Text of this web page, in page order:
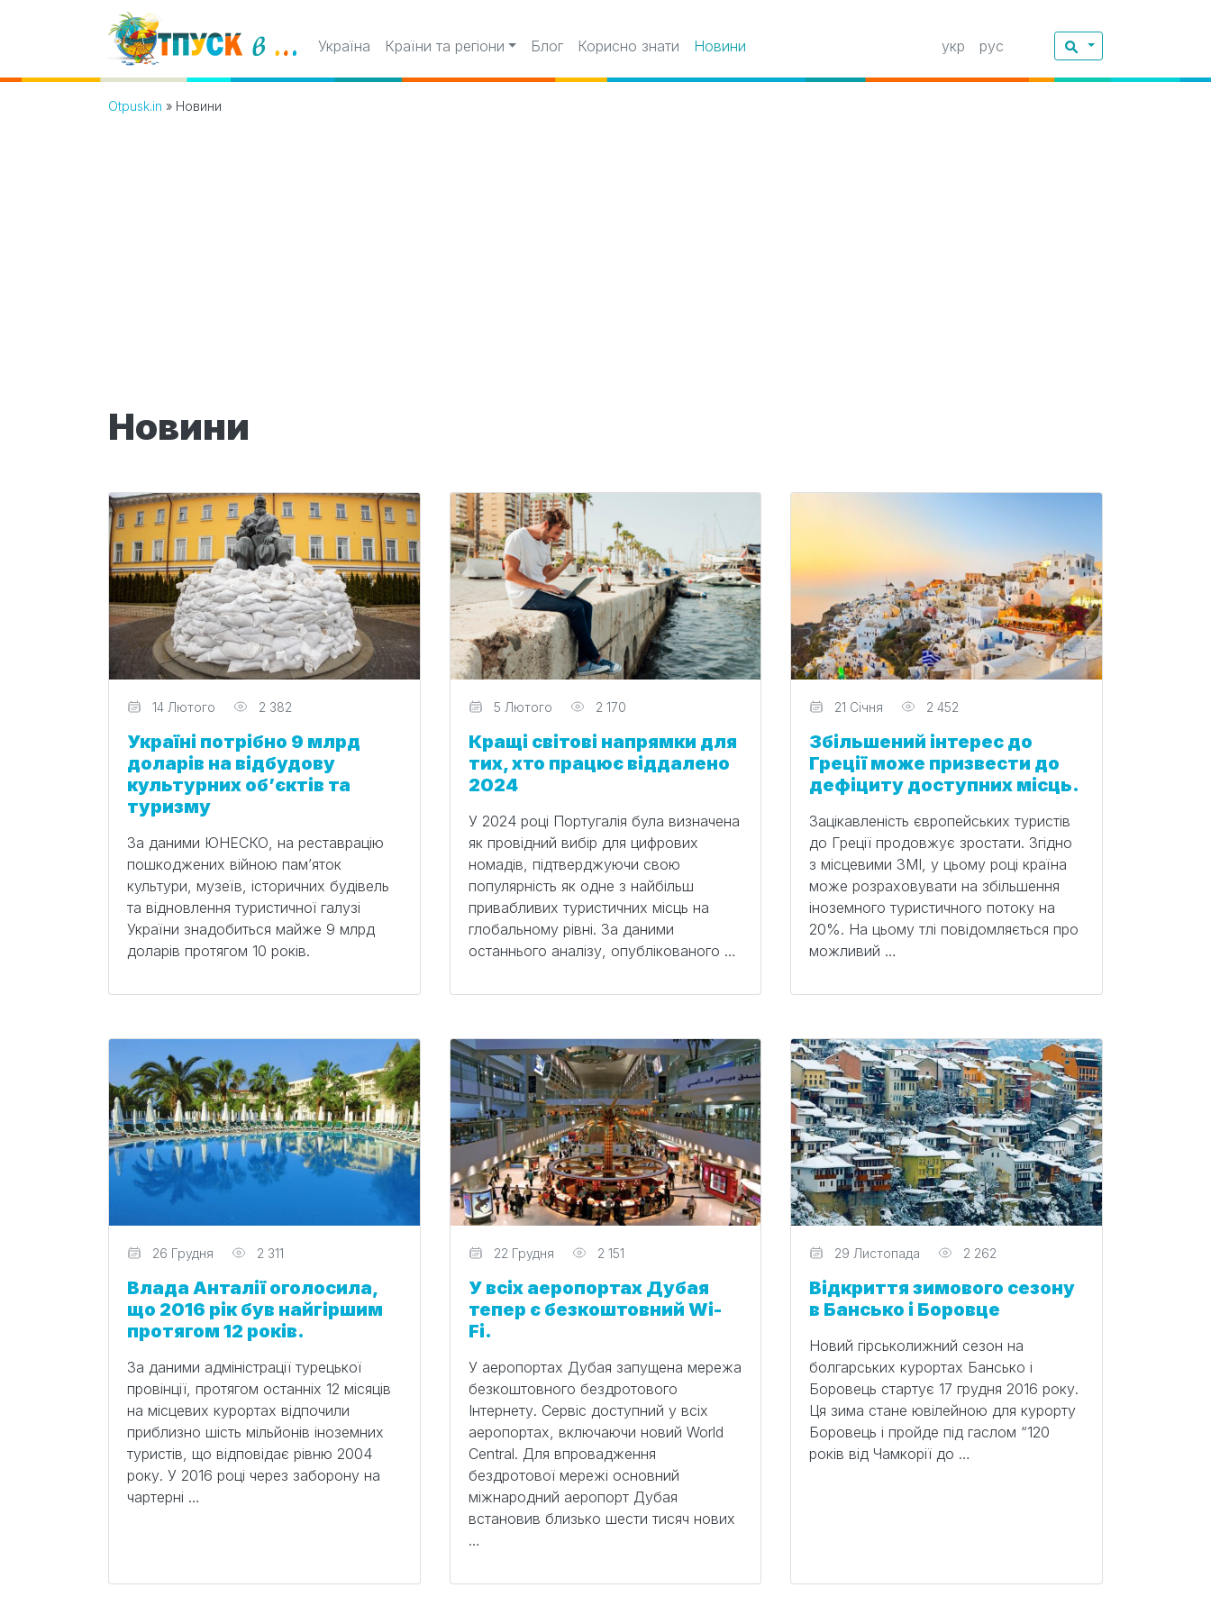
Україна Країни та регіони Блог Корисно знати Новини укр рус
Otpusk.in » Новини
Новини
Редактор
14 Лютого 2 382
Україні потрібно 9 млрд
доларів на відбудову
культурних об’єктів та
туризму
За даними ЮНЕСКО, на реставрацію
пошкоджених війною пам’яток
культури, музеїв, історичних будівель
та відновлення туристичної галузі
України знадобиться майже 9 млрд
доларів протягом 10 років.
Редактор
5 Лютого 2 170
Кращі світові напрямки для
тих, хто працює віддалено
2024
У 2024 році Португалія була визначена
як провідний вибір для цифрових
номадів, підтверджуючи свою
популярність як одне з найбільш
привабливих туристичних місць на
глобальному рівні. За даними
останнього аналізу, опублікованого …
Редактор
21 Січня 2 452
Збільшений інтерес до
Греції може призвести до
дефіциту доступних місць.
Зацікавленість європейських туристів
до Греції продовжує зростати. Згідно
з місцевими ЗМІ, у цьому році країна
може розраховувати на збільшення
іноземного туристичного потоку на
20%. На цьому тлі повідомляється про
можливий …
Редактор
26 Грудня 2 311
Влада Анталії оголосила,
що 2016 рік був найгіршим
протягом 12 років.
За даними адміністрації турецької
провінції, протягом останніх 12 місяців
на місцевих курортах відпочили
приблизно шість мільйонів іноземних
туристів, що відповідає рівню 2004
року. У 2016 році через заборону на
чартерні …
Редактор
22 Грудня 2 151
У всіх аеропортах Дубая
тепер є безкоштовний Wi-
Fi.
У аеропортах Дубая запущена мережа
безкоштовного бездротового
Інтернету. Сервіс доступний у всіх
аеропортах, включаючи новий World
Central. Для впровадження
бездротової мережі основний
міжнародний аеропорт Дубая
встановив близько шести тисяч нових
…
Редактор
29 Листопада 2 262
Відкриття зимового сезону
в Бансько і Боровце
Новий гірськолижний сезон на
болгарських курортах Бансько і
Боровець стартує 17 грудня 2016 року.
Ця зима стане ювілейною для курорту
Боровець і пройде під гаслом “120
років від Чамкорії до …